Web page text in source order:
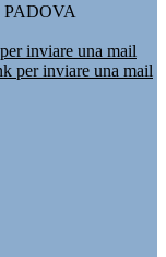
PADOVA
inviare una mail
per inviare una mail